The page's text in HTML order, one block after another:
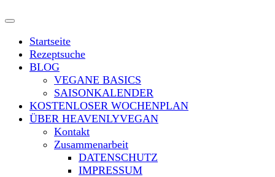
Startseite
Rezeptsuche
BLOG
VEGANE BASICS
SAISONKALENDER
KOSTENLOSER WOCHENPLAN
ÜBER HEAVENLYVEGAN
Kontakt
Zusammenarbeit
DATENSCHUTZ
IMPRESSUM